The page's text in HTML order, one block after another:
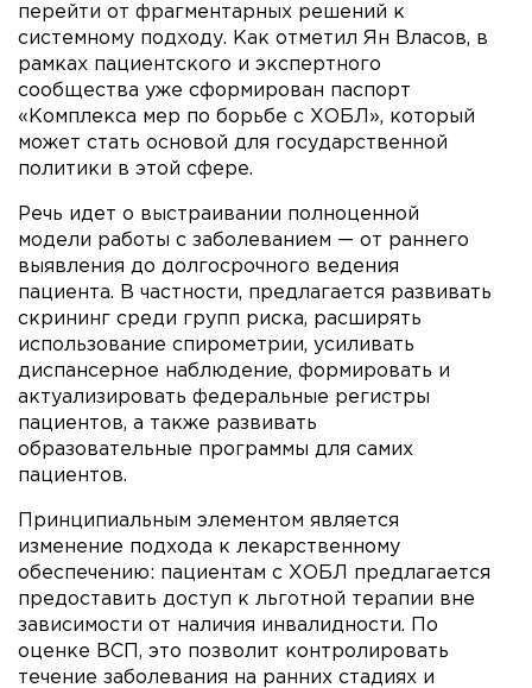
перейти от фрагментарных решений к
системному подходу. Как отметил Ян Власов, в
рамках пациентского и экспертного
сообщества уже сформирован паспорт
«Комплекса мер по борьбе с ХОБЛ», который
может стать основой для государственной
политики в этой сфере.
Речь идет о выстраивании полноценной
модели работы с заболеванием — от раннего
выявления до долгосрочного ведения
пациента. В частности, предлагается развивать
скрининг среди групп риска, расширять
использование спирометрии, усиливать
диспансерное наблюдение, формировать и
актуализировать федеральные регистры
пациентов, а также развивать
образовательные программы для самих
пациентов.
Принципиальным элементом является
изменение подхода к лекарственному
обеспечению: пациентам с ХОБЛ предлагается
предоставить доступ к льготной терапии вне
зависимости от наличия инвалидности. По
оценке ВСП, это позволит контролировать
течение заболевания на ранних стадиях и